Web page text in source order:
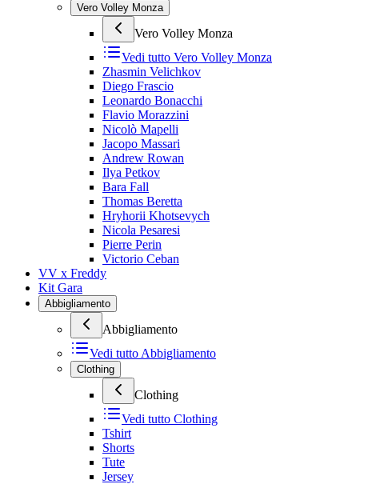
Vero Volley Monza
Vero Volley Monza
Vedi tutto Vero Volley Monza
Zhasmin Velichkov
Diego Frascio
Leonardo Bonacchi
Flavio Morazzini
Nicolò Mapelli
Jacopo Massari
Andrew Rowan
Ilya Petkov
Bara Fall
Thomas Beretta
Hryhorii Khotsevych
Nicola Pesaresi
Pierre Perin
Victorio Ceban
VV x Freddy
Kit Gara
Abbigliamento
Abbigliamento
Vedi tutto Abbigliamento
Clothing
Clothing
Vedi tutto Clothing
Tshirt
Shorts
Tute
Jersey